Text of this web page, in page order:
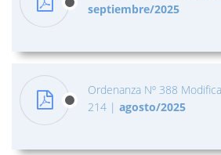
septiembre/2025
Ordenanza Nº 388
214 | agosto/2025